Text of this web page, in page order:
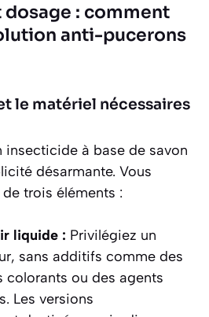
dosage : comment
anti-pucerons
le matériel nécessaires
insecticide à base de savon
désarmante. Vous
trois éléments :
liquide : Privilégiez un
sans additifs comme des
colorants ou des agents
Les versions